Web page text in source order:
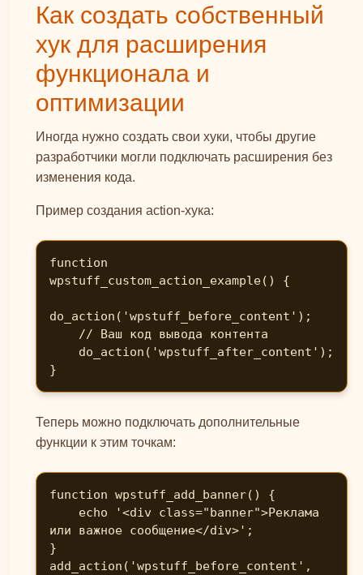
Как создать собственный
хук для расширения
функционала и
оптимизации
Иногда нужно создать свои хуки, чтобы другие
разработчики могли подключать расширения без
изменения кода.
Пример создания action-хука:
function
wpstuff_custom_action_example() {
do_action('wpstuff_before_content');
}
Теперь можно подключать дополнительные
функции к этим точкам:
function wpstuff_add_banner() {
или важное сообщение</div>';
}
add_action('wpstuff_before_content',